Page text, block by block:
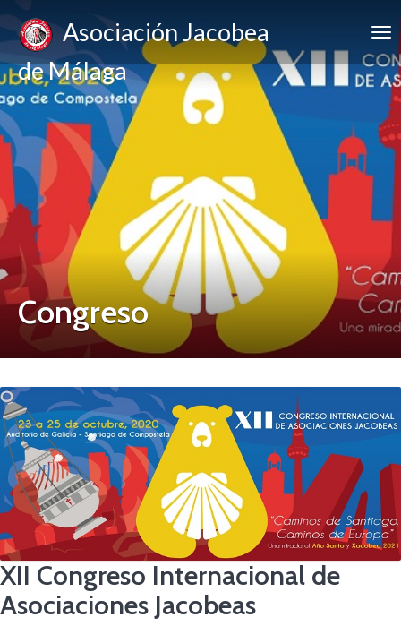
Asociación Jacobea
de Málaga
Congreso
XII Congreso Internacional de
Asociaciones Jacobeas